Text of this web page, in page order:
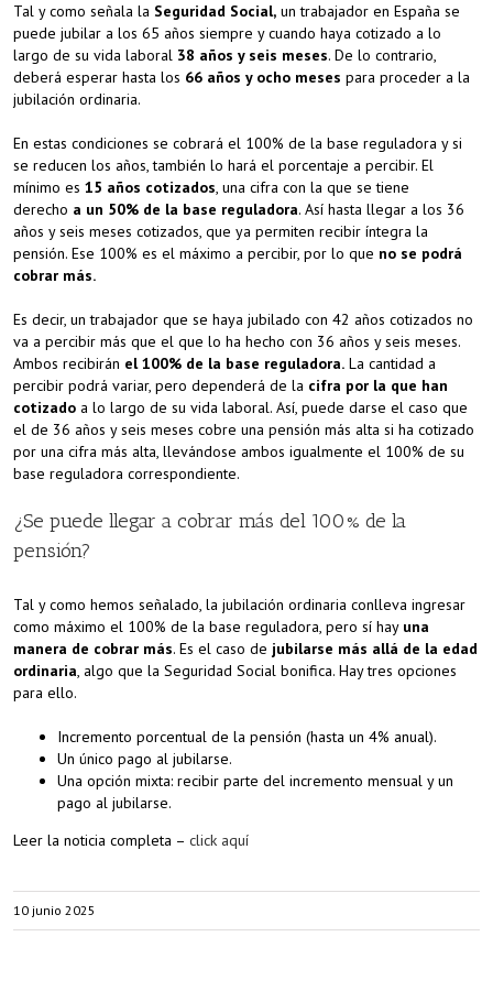
Tal y como señala la Seguridad Social, un trabajador en España se
puede jubilar a los 65 años siempre y cuando haya cotizado a lo
largo de su vida laboral 38 años y seis meses. De lo contrario,
deberá esperar hasta los 66 años y ocho meses para proceder a la
jubilación ordinaria.
En estas condiciones se cobrará el 100% de la base reguladora y si
se reducen los años, también lo hará el porcentaje a percibir. El
mínimo es 15 años cotizados, una cifra con la que se tiene
derecho a un 50% de la base reguladora. Así hasta llegar a los 36
años y seis meses cotizados, que ya permiten recibir íntegra la
pensión. Ese 100% es el máximo a percibir, por lo que no se podrá
cobrar más.
Es decir, un trabajador que se haya jubilado con 42 años cotizados no
va a percibir más que el que lo ha hecho con 36 años y seis meses.
Ambos recibirán el 100% de la base reguladora. La cantidad a
percibir podrá variar, pero dependerá de la cifra por la que han
cotizado a lo largo de su vida laboral. Así, puede darse el caso que
el de 36 años y seis meses cobre una pensión más alta si ha cotizado
por una cifra más alta, llevándose ambos igualmente el 100% de su
base reguladora correspondiente.
¿Se puede llegar a cobrar más del 100% de la
pensión?
Tal y como hemos señalado, la jubilación ordinaria conlleva ingresar
como máximo el 100% de la base reguladora, pero sí hay una
manera de cobrar más. Es el caso de jubilarse más allá de la edad
ordinaria, algo que la Seguridad Social bonifica. Hay tres opciones
para ello.
Incremento porcentual de la pensión (hasta un 4% anual).
Un único pago al jubilarse.
Una opción mixta: recibir parte del incremento mensual y un
pago al jubilarse.
Leer la noticia completa – click aquí
10 junio 2025